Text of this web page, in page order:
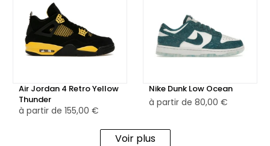
Air Jordan 4 Retro Yellow
Thunder
à partir de 155,00 €
Nike Dunk Low Ocean
à partir de 80,00 €
Voir plus